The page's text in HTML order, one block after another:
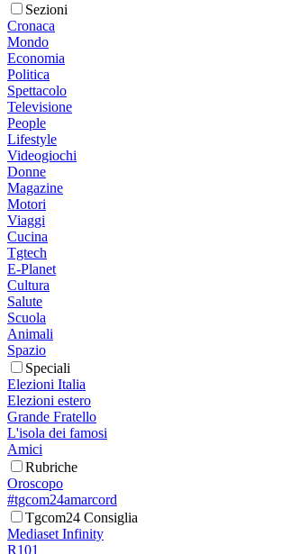
Sezioni
Cronaca
Mondo
Economia
Politica
Spettacolo
Televisione
People
Lifestyle
Videogiochi
Donne
Magazine
Motori
Viaggi
Cucina
Tgtech
E-Planet
Cultura
Salute
Scuola
Animali
Spazio
Speciali
Elezioni Italia
Elezioni estero
Grande Fratello
L'isola dei famosi
Amici
Rubriche
Oroscopo
#tgcom24amarcord
Tgcom24 Consiglia
Mediaset Infinity
R101